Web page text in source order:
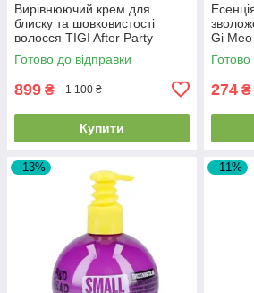
Вирівнюючий крем для
блиску та шовковистості
волосся TIGI After Party
Super Smoothing Cream
Готово до відправки
899 ₴ 1 100 ₴
Купити
Gi
Готово
274 ₴
–13% –11%